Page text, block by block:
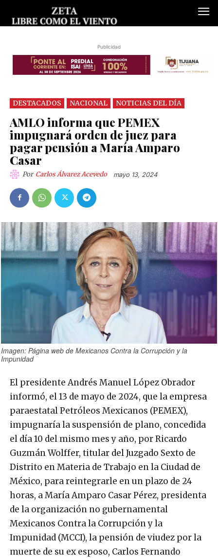
Publicidad
DESTACADOS NACIONAL NOTICIAS DEL DÍA
AMLO informa que PEMEX
impugnará orden de juez para
pagar pensión a María Amparo
Casar
Por Carlos Álvarez Acevedo mayo 13, 2024
Imagen: Página web de Mexicanos Contra la Corrupción y la
Impunidad
El presidente Andrés Manuel López Obrador
informó, el 13 de mayo de 2024, que la empresa
paraestatal Petróleos Mexicanos (PEMEX),
impugnaría la suspensión de plano, concedida
el día 10 del mismo mes y año, por Ricardo
Guzmán Wolffer, titular del Juzgado Sexto de
Distrito en Materia de Trabajo en la Ciudad de
México, para reintegrarle en un plazo de 24
horas, a María Amparo Casar Pérez, presidenta
de la organización no gubernamental
Mexicanos Contra la Corrupción y la
Impunidad (MCCI), la pensión de viudez por la
muerte de su ex esposo, Carlos Fernando